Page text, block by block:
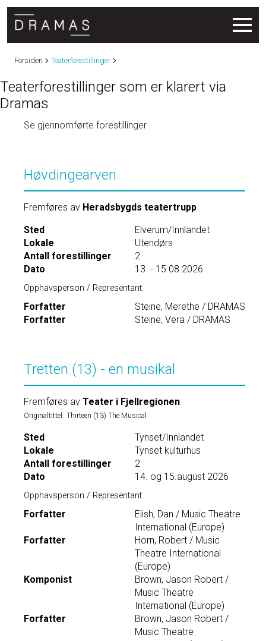
Forsiden Teaterforestillinger
Teaterforestillinger som er klarert via
Dramas
Se gjennomførte forestillinger
Høvdingearven
Fremføres av Heradsbygds teatertrupp
Sted
Elverum/Innlandet
Lokale
Utendørs
Antall forestillinger
2
Dato
13. - 15.08.2026
Opphavsperson / Representant:
Forfatter
Steine, Merethe / DRAMAS
Forfatter
Steine, Vera / DRAMAS
Tretten (13) - en musikal
Fremføres av Teater i Fjellregionen
Originaltittel: Thirteen (13) The Musical
Sted
Tynset/Innlandet
Lokale
Tynset kulturhus
Antall forestillinger
2
Dato
14. og 15.august 2026
Opphavsperson / Representant:
Forfatter
Elish, Dan / Music Theatre
International (Europe)
Forfatter
Horn, Robert / Music
Theatre International
(Europe)
Komponist
Brown, Jason Robert /
Music Theatre
International (Europe)
Forfatter
Brown, Jason Robert /
Music Theatre